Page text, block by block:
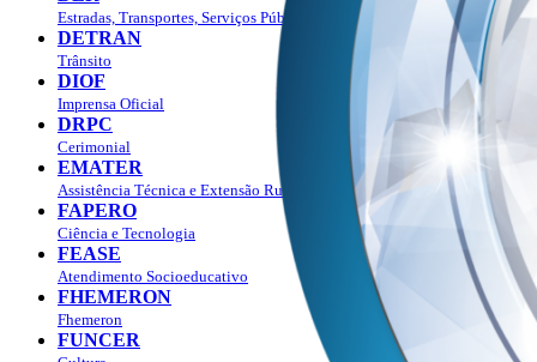
Estradas, Transportes, Serviços Públicos
DETRAN
Trânsito
DIOF
Imprensa Oficial
DRPC
Cerimonial
EMATER
Assistência Técnica e Extensão Rural
FAPERO
Ciência e Tecnologia
FEASE
Atendimento Socioeducativo
FHEMERON
Fhemeron
FUNCER